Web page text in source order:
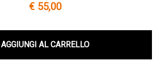
€ 55,00
AGGIUNGI AL CARRELLO